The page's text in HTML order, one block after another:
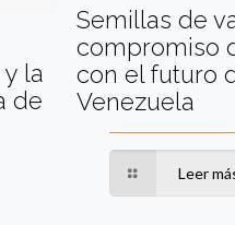
la
de
Semillas de
compromiso
con el futuro
Venezuela
Leer